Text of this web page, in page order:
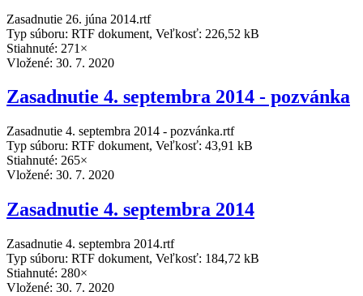
Zasadnutie 26. júna 2014.rtf
Typ súboru: RTF dokument, Veľkosť: 226,52 kB
Stiahnuté: 271×
Vložené: 30. 7. 2020
Zasadnutie 4. septembra 2014 - pozvánka
Zasadnutie 4. septembra 2014 - pozvánka.rtf
Typ súboru: RTF dokument, Veľkosť: 43,91 kB
Stiahnuté: 265×
Vložené: 30. 7. 2020
Zasadnutie 4. septembra 2014
Zasadnutie 4. septembra 2014.rtf
Typ súboru: RTF dokument, Veľkosť: 184,72 kB
Stiahnuté: 280×
Vložené: 30. 7. 2020